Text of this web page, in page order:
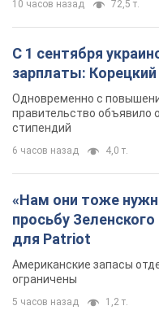
10 часов назад 72,5 т.
С 1 сентября
зарплаты:
Одновременно с
правительство объявило
стипендий
6 часов назад 4,0 т.
«Нам они тоже
просьбу
для Patriot
Американские запасы
ограничены
5 часов назад 1,2 т.